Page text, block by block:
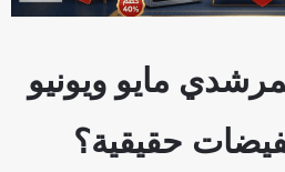
مايو ويونيو